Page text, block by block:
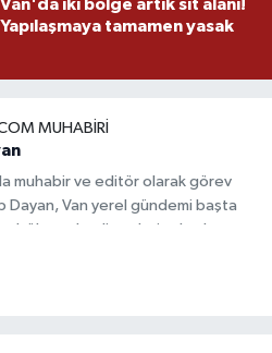
Van'da iki bölge artık sit alanı!
Yapılaşmaya tamamen yasak
MUHABIRI
muhabir ve editör olarak görev
Dayan, Van yerel gündemi başta
bölgesel gelişmeleri sahadan
doğruluk, tarafsızlık ve etik ilkeleri
güvenilir kaynaklara dayalı